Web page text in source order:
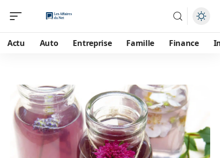
Actu Auto Entreprise Famille Finance